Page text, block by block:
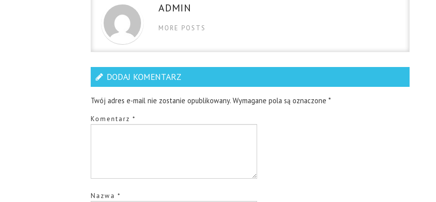
ADMIN
MORE POSTS
DODAJ KOMENTARZ
Twój adres e-mail nie zostanie opublikowany. Wymagane pola są oznaczone *
Komentarz *
Nazwa *